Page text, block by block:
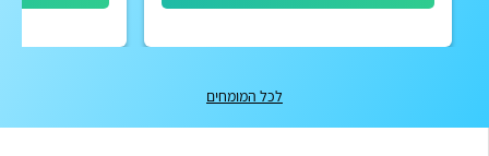
לכל המומחים